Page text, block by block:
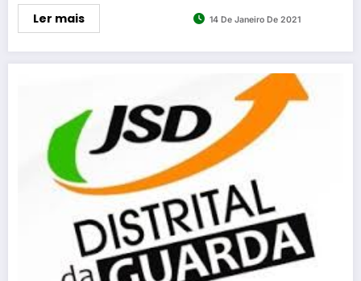
Ler mais 14 De Janeiro De 2021